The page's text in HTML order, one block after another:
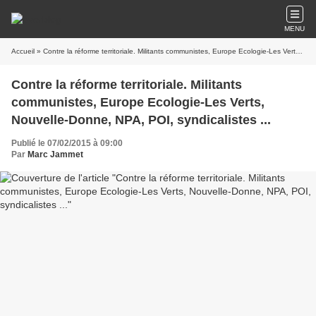
MENU
Accueil » Contre la réforme territoriale. Militants communistes, Europe Ecologie-Les Verts, Nouvelle-Donne, NPA, POI, syndicalistes ...
Contre la réforme territoriale. Militants
communistes, Europe Ecologie-Les Verts,
Nouvelle-Donne, NPA, POI, syndicalistes ...
Publié le 07/02/2015 à 09:00
Par Marc Jammet